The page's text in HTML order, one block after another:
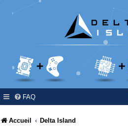
FAQ
Accueil Delta Island